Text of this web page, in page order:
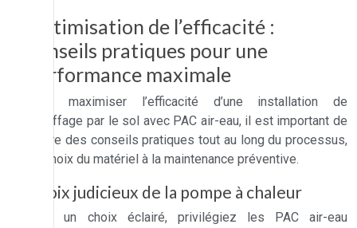
Optimisation de l’efficacité :
conseils pratiques pour une
performance maximale
Pour maximiser l’efficacité d’une installation de
chauffage par le sol avec PAC air-eau, il est important de
suivre des conseils pratiques tout au long du processus,
du choix du matériel à la maintenance préventive.
Choix judicieux de la pompe à chaleur
Pour un choix éclairé, privilégiez les PAC air-eau